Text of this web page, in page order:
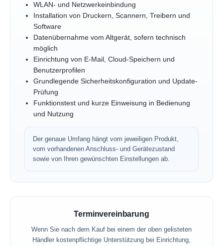
WLAN- und Netzwerkeinbindung
Installation von Druckern, Scannern, Treibern und
Software
Datenübernahme vom Altgerät, sofern technisch
möglich
Einrichtung von E-Mail, Cloud-Speichern und
Benutzerprofilen
Grundlegende Sicherheitskonfiguration und Update-
Prüfung
Funktionstest und kurze Einweisung in Bedienung
und Nutzung
Der genaue Umfang hängt vom jeweiligen Produkt,
vom vorhandenen Anschluss- und Gerätezustand
sowie von Ihren gewünschten Einstellungen ab.
Terminvereinbarung
Wenn Sie nach dem Kauf bei einem der oben gelisteten
Händler kostenpflichtige Unterstützung bei Einrichtung,